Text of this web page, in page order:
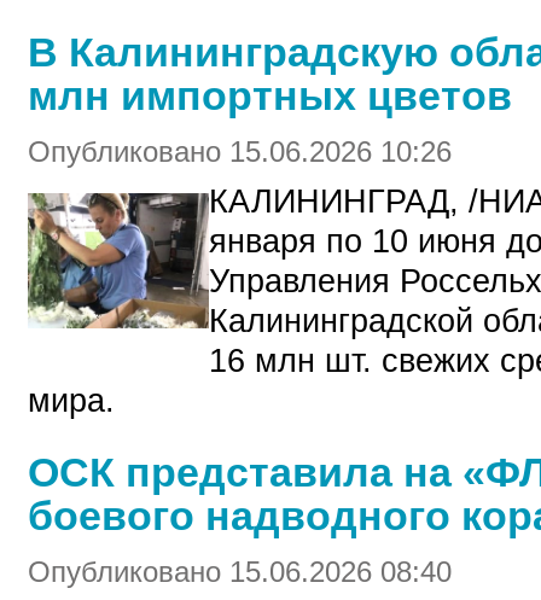
В Калининградскую
млн импортных цветов
Опубликовано 15.06.2026 10:26
КАЛИНИНГРАД, /
января по 10 июня
Управления
Калининградской
16 млн шт. свежих
мира.
ОСК представила на
боевого надводного
Опубликовано 15.06.2026 08:40